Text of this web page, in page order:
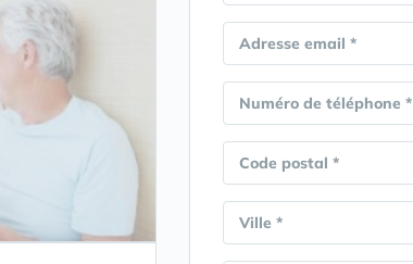
Adresse email *
Numéro de téléphone *
Code postal *
Ville *